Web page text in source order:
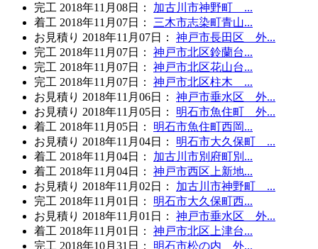
完工 2018年11月08日 ：
加古川市神野町 ...
着工 2018年11月07日 ：
三木市志染町青山...
お見積り 2018年11月07日 ：
神戸市長田区 外...
完工 2018年11月07日 ：
神戸市北区鈴蘭台...
完工 2018年11月07日 ：
神戸市北区花山台...
完工 2018年11月07日 ：
神戸市北区柱木 ...
お見積り 2018年11月06日 ：
神戸市垂水区 外...
お見積り 2018年11月05日 ：
明石市魚住町 外...
着工 2018年11月05日 ：
明石市魚住町西岡...
お見積り 2018年11月04日 ：
明石市大久保町 ...
着工 2018年11月04日 ：
加古川市別府町別...
着工 2018年11月04日 ：
神戸市西区上新地...
お見積り 2018年11月02日 ：
加古川市神野町 ...
完工 2018年11月01日 ：
明石市大久保町西...
お見積り 2018年11月01日 ：
神戸市垂水区 外...
着工 2018年11月01日 ：
神戸市北区上津台...
完工 2018年10月31日 ：
明石市松の内 外...